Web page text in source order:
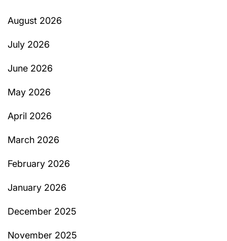
August 2026
July 2026
June 2026
May 2026
April 2026
March 2026
February 2026
January 2026
December 2025
November 2025